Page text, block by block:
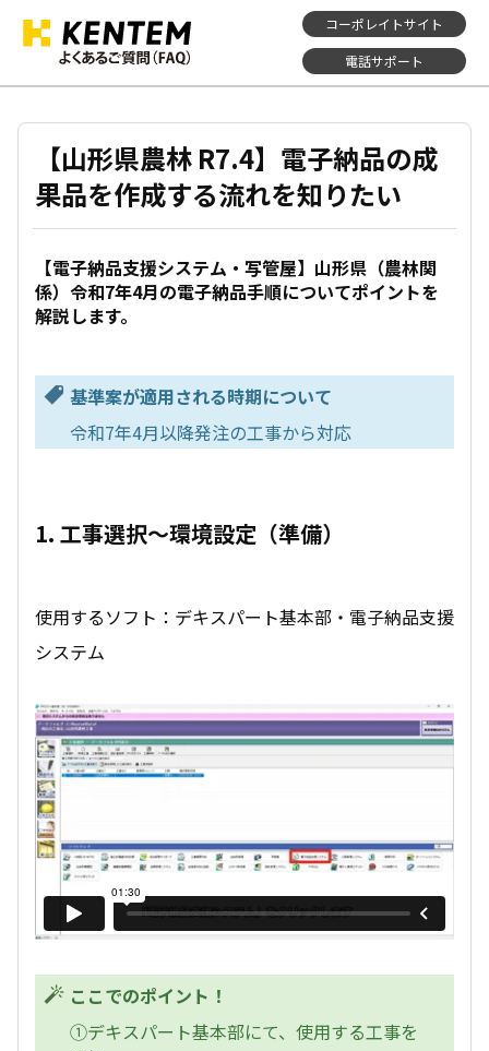
コーポレイトサイト
電話サポート
【山形県農林 R7.4】電子納品の成
果品を作成する流れを知りたい
【電子納品支援システム・写管屋】山形県（農林関
係）令和7年4月の電子納品手順についてポイントを
解説します。
基準案が適用される時期について
令和7年4月以降発注の工事から対応
1. 工事選択～環境設定（準備）
使用するソフト：デキスパート基本部・電子納品支援
システム
ここでのポイント！
①デキスパート基本部にて、使用する工事を